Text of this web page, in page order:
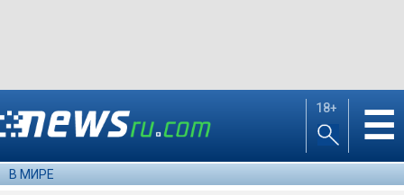
18+ ☰
В МИРЕ